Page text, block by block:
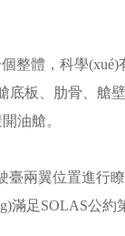
體，科學(xué)
、肋骨、艙
艙。
臺兩翼位置進行
足SOLAS公約第